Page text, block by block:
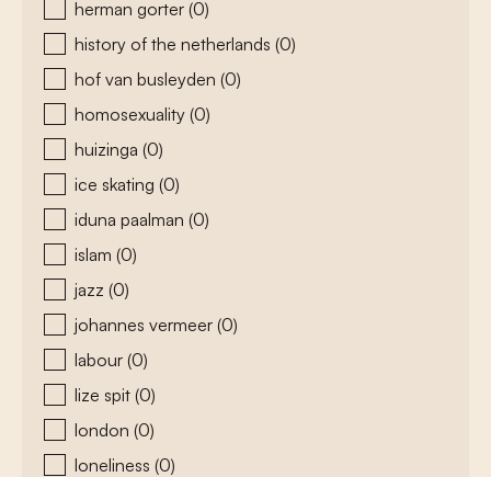
herman gorter (0)
history of the netherlands (0)
hof van busleyden (0)
homosexuality (0)
huizinga (0)
ice skating (0)
iduna paalman (0)
islam (0)
jazz (0)
johannes vermeer (0)
labour (0)
lize spit (0)
london (0)
loneliness (0)